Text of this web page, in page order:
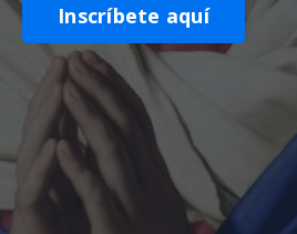
Inscríbete aquí